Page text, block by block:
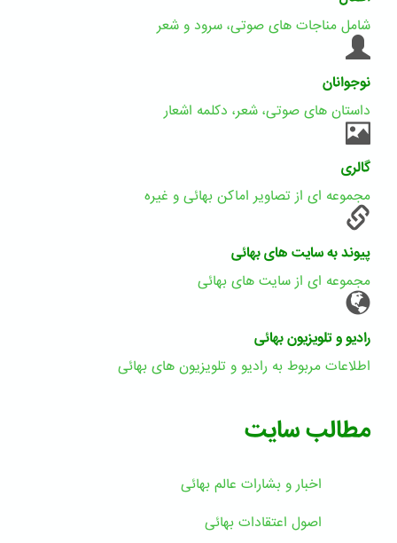
شامل مناجات های صوتی، سرود و شعر
نوجوانان
داستان های صوتی، شعر، دکلمه اشعار
گالری
مجموعه ای از تصاویر اماکن بهائی و غیره
پیوند به سایت های بهائی
مجموعه ای از سایت های بهائی
رادیو و تلویزیون بهائی
اطلاعات مربوط به رادیو و تلویزیون های بهائی
مطالب سایت
اخبار و بشارات عالم بهائى
اصول اعتقادات بهائی